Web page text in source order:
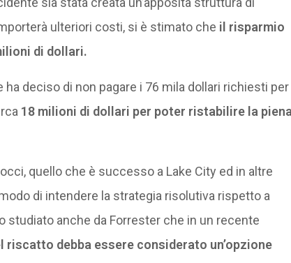
ulteriori costi, si è stimato che il risparmio
di dollari.
ha deciso di non pagare i 76 mila dollari richiesti per
18 milioni di dollari per poter ristabilire la piena
quello che è successo a Lake City ed in altre
di intendere la strategia risolutiva rispetto a
studiato anche da Forrester che in un recente
riscatto debba essere considerato un’opzione